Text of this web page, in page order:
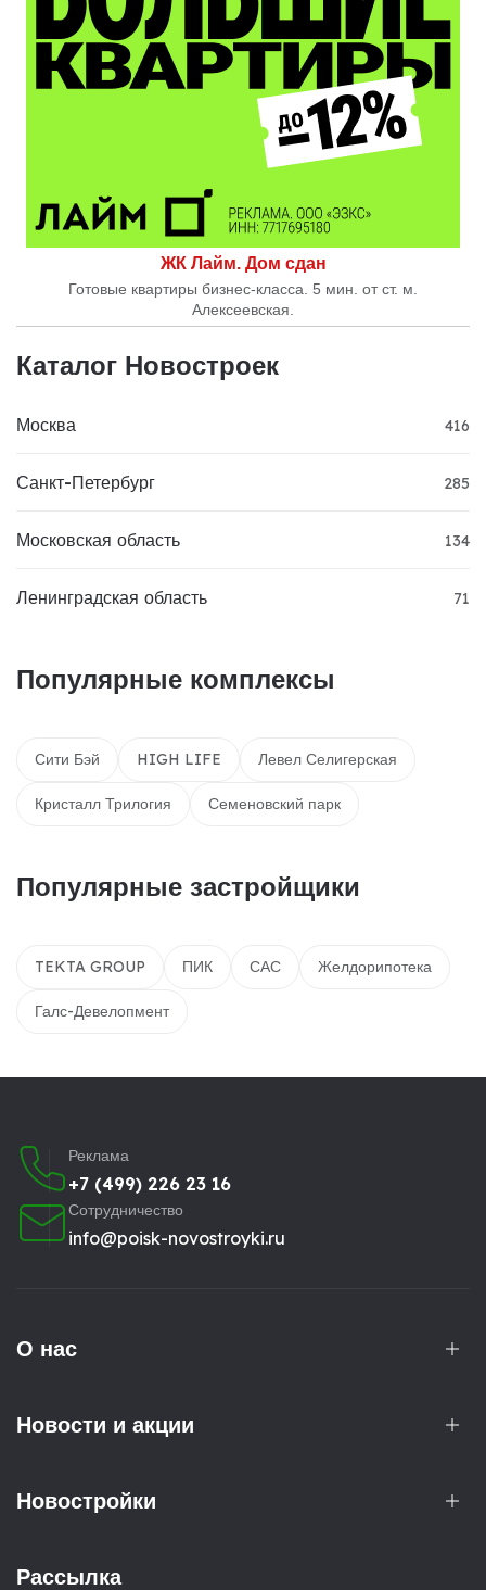
ЖК Лайм. Дом сдан
Готовые квартиры бизнес-класса. 5 мин. от ст. м.
Алексеевская.
Каталог Новостроек
Москва 416
Санкт-Петербург 285
Московская область 134
Ленинградская область 71
Популярные комплексы
Сити Бэй HIGH LIFE Левел Селигерская
Кристалл Трилогия Семеновский парк
Популярные застройщики
TEKTA GROUP ПИК САС Желдорипотека
Галс-Девелопмент
Реклама
+7 (499) 226 23 16
Сотрудничество
info@poisk-novostroyki.ru
О нас
Новости и акции
Новостройки
Рассылка